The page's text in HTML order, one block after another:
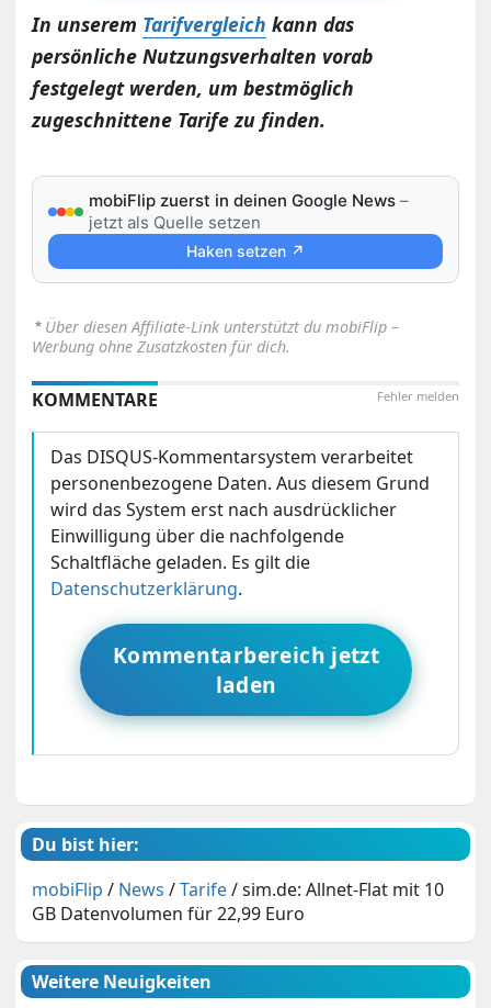
In unserem Tarifvergleich kann das
persönliche Nutzungsverhalten vorab
festgelegt werden, um bestmöglich
zugeschnittene Tarife zu finden.
mobiFlip zuerst in deinen Google News –
jetzt als Quelle setzen
Haken setzen ↗
⋆ Über diesen Affiliate-Link unterstützt du mobiFlip –
Werbung ohne Zusatzkosten für dich.
Fehler melden
KOMMENTARE
Das DISQUS-Kommentarsystem verarbeitet
personenbezogene Daten. Aus diesem Grund
wird das System erst nach ausdrücklicher
Einwilligung über die nachfolgende
Schaltfläche geladen. Es gilt die
Datenschutzerklärung.
Kommentarbereich jetzt
laden
Du bist hier:
mobiFlip / News /Tarife/sim.de: Allnet-Flat mit 10
GB Datenvolumen für 22,99 Euro
Weitere Neuigkeiten